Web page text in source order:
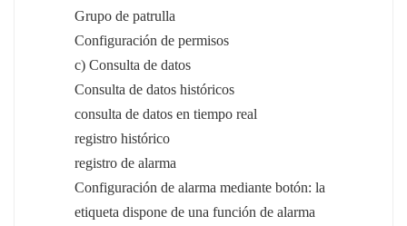
Grupo de patrulla
Configuración de permisos
c) Consulta de datos
Consulta de datos históricos
consulta de datos en tiempo real
registro histórico
registro de alarma
Configuración de alarma mediante botón: la
etiqueta dispone de una función de alarma